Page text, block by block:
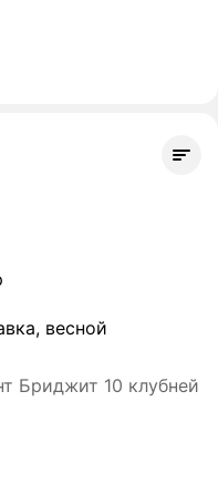
весной
Бриджит 10 клубней